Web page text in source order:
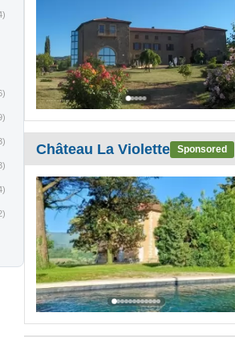
Château La Violette Sponsored